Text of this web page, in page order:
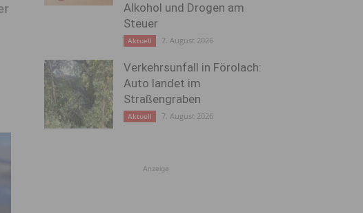
Alkohol und Drogen am
Steuer
Aktuell 7. August 2026
Verkehrsunfall in Förolach:
Auto landet im
Straßengraben
Aktuell 7. August 2026
Anzeige